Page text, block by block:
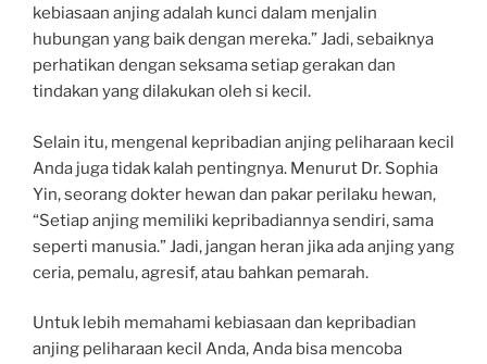
kebiasaan anjing adalah kunci dalam menjalin
hubungan yang baik dengan mereka.” Jadi, sebaiknya
perhatikan dengan seksama setiap gerakan dan
tindakan yang dilakukan oleh si kecil.
Selain itu, mengenal kepribadian anjing peliharaan kecil
Anda juga tidak kalah pentingnya. Menurut Dr. Sophia
Yin, seorang dokter hewan dan pakar perilaku hewan,
“Setiap anjing memiliki kepribadiannya sendiri, sama
seperti manusia.” Jadi, jangan heran jika ada anjing yang
ceria, pemalu, agresif, atau bahkan pemarah.
Untuk lebih memahami kebiasaan dan kepribadian
anjing peliharaan kecil Anda, Anda bisa mencoba